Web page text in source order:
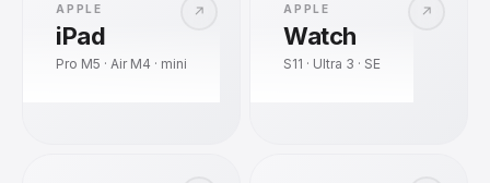
↗
APPLE
iPad
Pro M5 · Air M4 · mini
↗
APPLE
Watch
S11 · Ultra 3 · SE